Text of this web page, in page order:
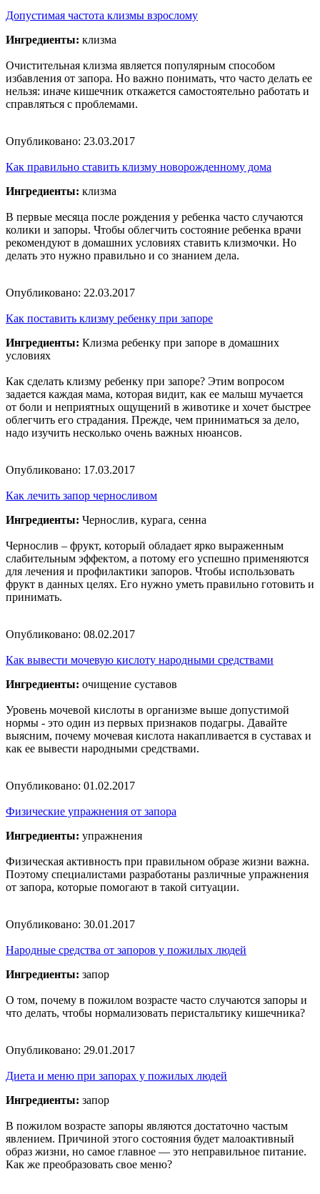
Допустимая частота клизмы взрослому
Ингредиенты: клизма
Очистительная клизма является популярным способом
избавления от запора. Но важно понимать, что часто делать ее
нельзя: иначе кишечник откажется самостоятельно работать и
справляться с проблемами.
Опубликовано: 23.03.2017
Как правильно ставить клизму новорожденному дома
Ингредиенты: клизма
В первые месяца после рождения у ребенка часто случаются
колики и запоры. Чтобы облегчить состояние ребенка врачи
рекомендуют в домашних условиях ставить клизмочки. Но
делать это нужно правильно и со знанием дела.
Опубликовано: 22.03.2017
Как поставить клизму ребенку при запоре
Ингредиенты: Клизма ребенку при запоре в домашних
условиях
Как сделать клизму ребенку при запоре? Этим вопросом
задается каждая мама, которая видит, как ее малыш мучается
от боли и неприятных ощущений в животике и хочет быстрее
облегчить его страдания. Прежде, чем приниматься за дело,
надо изучить несколько очень важных нюансов.
Опубликовано: 17.03.2017
Как лечить запор черносливом
Ингредиенты: Чернослив, курага, сенна
Чернослив – фрукт, который обладает ярко выраженным
слабительным эффектом, а потому его успешно применяются
для лечения и профилактики запоров. Чтобы использовать
фрукт в данных целях. Его нужно уметь правильно готовить и
принимать.
Опубликовано: 08.02.2017
Как вывести мочевую кислоту народными средствами
Ингредиенты: очищение суставов
Уровень мочевой кислоты в организме выше допустимой
нормы - это один из первых признаков подагры. Давайте
выясним, почему мочевая кислота накапливается в суставах и
как ее вывести народными средствами.
Опубликовано: 01.02.2017
Физические упражнения от запора
Ингредиенты: упражнения
Физическая активность при правильном образе жизни важна.
Поэтому специалистами разработаны различные упражнения
от запора, которые помогают в такой ситуации.
Опубликовано: 30.01.2017
Народные средства от запоров у пожилых людей
Ингредиенты: запор
О том, почему в пожилом возрасте часто случаются запоры и
что делать, чтобы нормализовать перистальтику кишечника?
Опубликовано: 29.01.2017
Диета и меню при запорах у пожилых людей
Ингредиенты: запор
В пожилом возрасте запоры являются достаточно частым
явлением. Причиной этого состояния будет малоактивный
образ жизни, но самое главное — это неправильное питание.
Как же преобразовать свое меню?